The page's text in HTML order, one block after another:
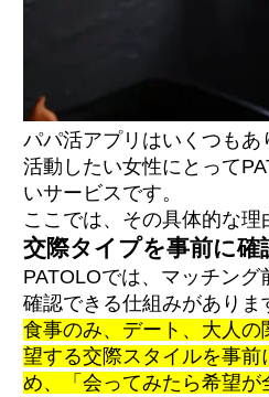
パパ活アプリはいくつも
活動したい女性にとって
いサービスです。
ここでは、その具体的な理
交際タイプを事前に確
PATOLOでは、マッチング
確認できる仕組みがありま
食事のみ、デート、大人
望する交際スタイルを事前
め、「会ってみたら希望が